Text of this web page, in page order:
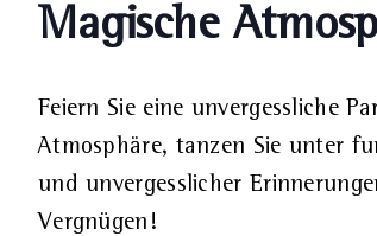
Magische
Feiern Sie eine unvergessliche
Atmosphäre, tanzen Sie unter
und unvergesslicher
Vergnügen!